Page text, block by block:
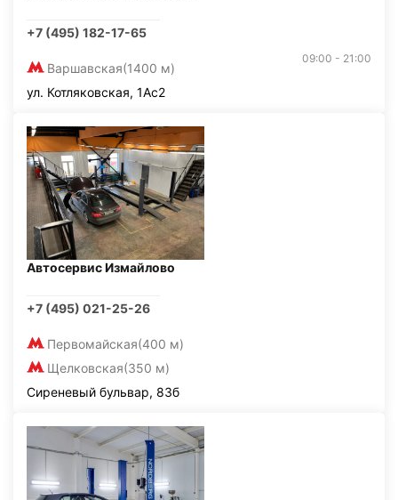
+7 (495) 182-17-65
Варшавская(1400 м)
09:00 - 21:00
ул. Котляковская, 1Ас2
Автосервис Измайлово
+7 (495) 021-25-26
Первомайская(400 м)
Щелковская(350 м)
Сиреневый бульвар, 83б